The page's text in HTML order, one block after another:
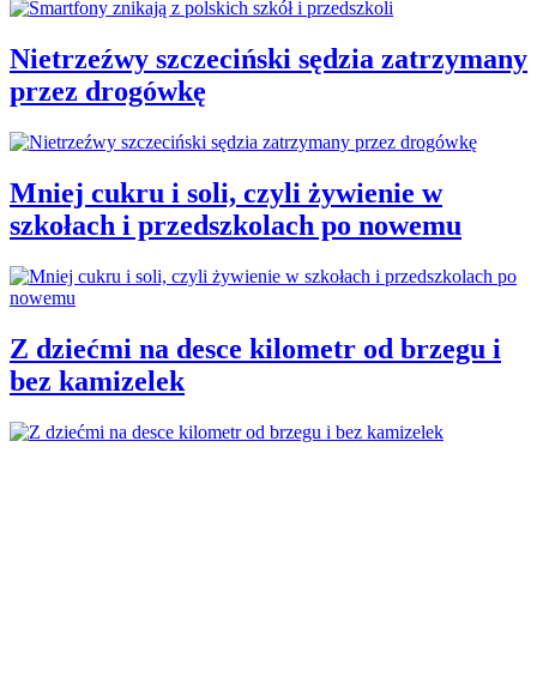
Nietrzeźwy szczeciński sędzia zatrzymany
przez drogówkę
Mniej cukru i soli, czyli żywienie w
szkołach i przedszkolach po nowemu
Z dziećmi na desce kilometr od brzegu i
bez kamizelek